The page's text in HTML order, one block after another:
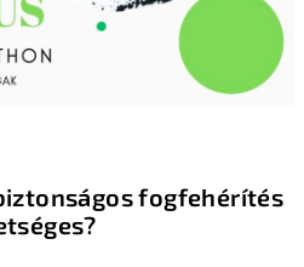
fogfehérítés